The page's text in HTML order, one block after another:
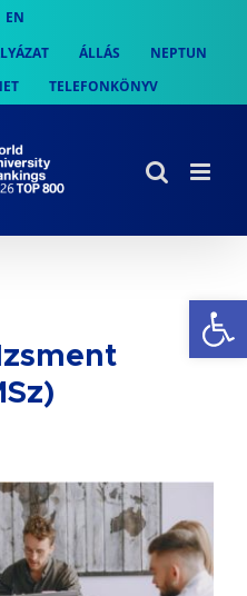
EN
ÁLLÁS
NEPTUN
TELEFONKÖNYV